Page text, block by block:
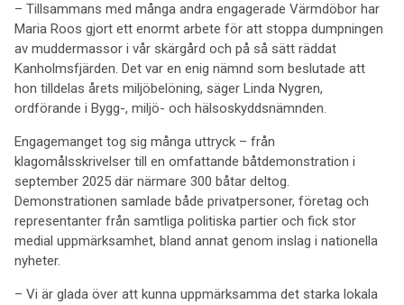
– Tillsammans med många andra engagerade Värmdöbor har
Maria Roos gjort ett enormt arbete för att stoppa dumpningen
av muddermassor i vår skärgård och på så sätt räddat
Kanholmsfjärden. Det var en enig nämnd som beslutade att
hon tilldelas årets miljöbelöning, säger Linda Nygren,
ordförande i Bygg-, miljö- och hälsoskyddsnämnden.
Engagemanget tog sig många uttryck – från
klagomålsskrivelser till en omfattande båtdemonstration i
september 2025 där närmare 300 båtar deltog.
Demonstrationen samlade både privatpersoner, företag och
representanter från samtliga politiska partier och fick stor
medial uppmärksamhet, bland annat genom inslag i nationella
nyheter.
– Vi är glada över att kunna uppmärksamma det starka lokala